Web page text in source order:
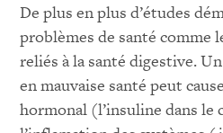
De plus en plus d’études
problèmes de santé comme
reliés à la santé digestive.
en mauvaise santé peut
hormonal (l’insuline dans le